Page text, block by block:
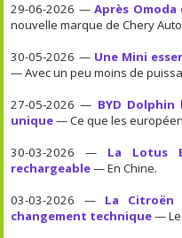
29-06-2026 —Après Omoda
nouvelle marque de Chery
30-05-2026 — Une Mini
— Avec un peu moins de
27-05-2026 — BYD
unique— Ce que les
30-03-2026 — La Lotus
rechargeable— En Chine.
03-03-2026 — La Citroën
changement technique—